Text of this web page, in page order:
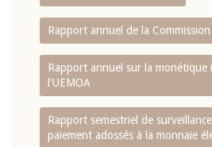
Rapport annuel de la
Rapport annuel sur la monétique
l'UEMOA
Rapport semestriel de
paiement adossés à la monnaie